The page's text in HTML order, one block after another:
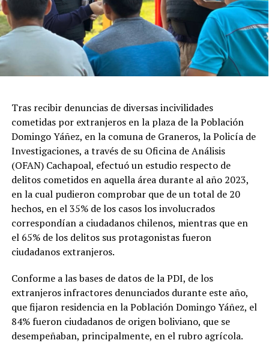
Tras recibir denuncias de diversas incivilidades
cometidas por extranjeros en la plaza de la Población
Domingo Yáñez, en la comuna de Graneros, la Policía de
Investigaciones, a través de su Oficina de Análisis
(OFAN) Cachapoal, efectuó un estudio respecto de
delitos cometidos en aquella área durante al año 2023,
en la cual pudieron comprobar que de un total de 20
hechos, en el 35% de los casos los involucrados
correspondían a ciudadanos chilenos, mientras que en
el 65% de los delitos sus protagonistas fueron
ciudadanos extranjeros.
Conforme a las bases de datos de la PDI, de los
extranjeros infractores denunciados durante este año,
que fijaron residencia en la Población Domingo Yáñez, el
84% fueron ciudadanos de origen boliviano, que se
desempeñaban, principalmente, en el rubro agrícola.